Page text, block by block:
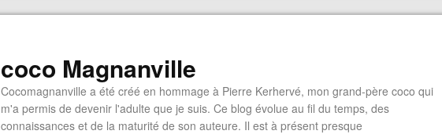
coco Magnanville
Cocomagnanville a été créé en hommage à Pierre Kerhervé, mon grand-père coco qui
m'a permis de devenir l'adulte que je suis. Ce blog évolue au fil du temps, des
connaissances et de la maturité de son auteure. Il est à présent presque